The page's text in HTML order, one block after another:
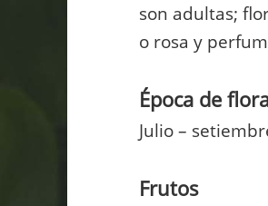
son adultas;
o rosa y
Época de
Julio –
Frutos